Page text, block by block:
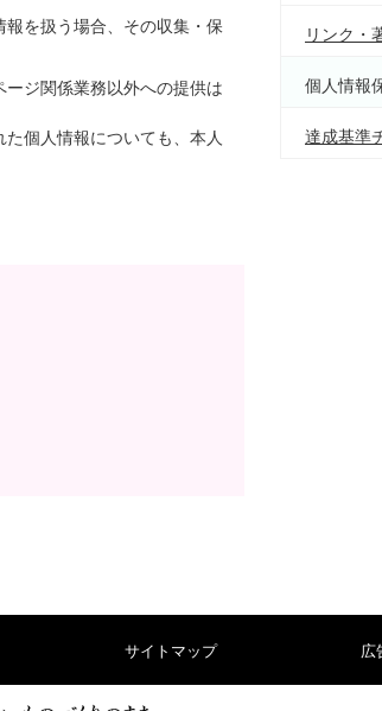
を扱う場合、その収集・保
ジ関係業務以外への提供は
個人情報についても、本人
リンク・
個人情報
達成基準
サイトマップ 広